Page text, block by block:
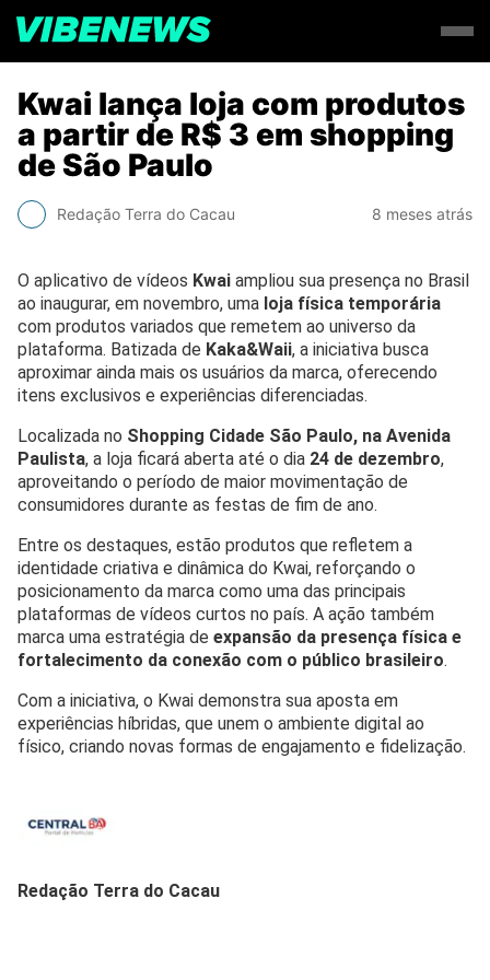
Kwai lança loja com produtos
a partir de R$ 3 em shopping
de São Paulo
Redação Terra do Cacau 8 meses atrás
O aplicativo de vídeos Kwai ampliou sua presença no Brasil
ao inaugurar, em novembro, uma loja física temporária
com produtos variados que remetem ao universo da
plataforma. Batizada de Kaka&Waii, a iniciativa busca
aproximar ainda mais os usuários da marca, oferecendo
itens exclusivos e experiências diferenciadas.
Localizada no Shopping Cidade São Paulo, na Avenida
Paulista, a loja ficará aberta até o dia 24 de dezembro,
aproveitando o período de maior movimentação de
consumidores durante as festas de fim de ano.
Entre os destaques, estão produtos que refletem a
identidade criativa e dinâmica do Kwai, reforçando o
posicionamento da marca como uma das principais
plataformas de vídeos curtos no país. A ação também
marca uma estratégia de expansão da presença física e
fortalecimento da conexão com o público brasileiro.
Com a iniciativa, o Kwai demonstra sua aposta em
experiências híbridas, que unem o ambiente digital ao
físico, criando novas formas de engajamento e fidelização.
Redação Terra do Cacau